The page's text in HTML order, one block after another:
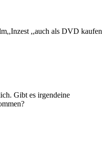
,,auch als DVD kaufen
Gibt es irgendeine